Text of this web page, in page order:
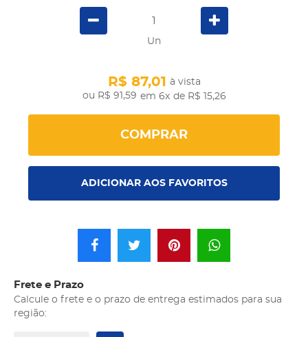
Un
R$ 91,59
R$ 87,01
à vista
em 6x de R$ 15,26
COMPRAR
ADICIONAR AOS FAVORITOS
Frete e Prazo
Calcule o frete e o prazo de entrega estimados para sua
região: